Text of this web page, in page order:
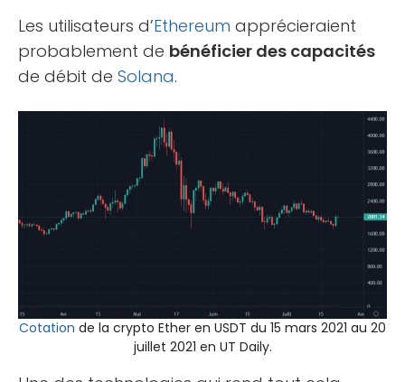
Les utilisateurs d’Ethereum apprécieraient
probablement de bénéficier des capacités
de débit de Solana.
Cotation de la crypto Ether en USDT du 15 mars 2021 au 20
juillet 2021 en UT Daily.